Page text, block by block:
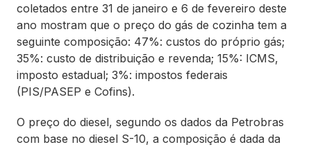
coletados entre 31 de janeiro e 6 de fevereiro deste
ano mostram que o preço do gás de cozinha tem a
seguinte composição: 47%: custos do próprio gás;
35%: custo de distribuição e revenda; 15%: ICMS,
imposto estadual; 3%: impostos federais
(PIS/PASEP e Cofins).
O preço do diesel, segundo os dados da Petrobras
com base no diesel S-10, a composição é dada da